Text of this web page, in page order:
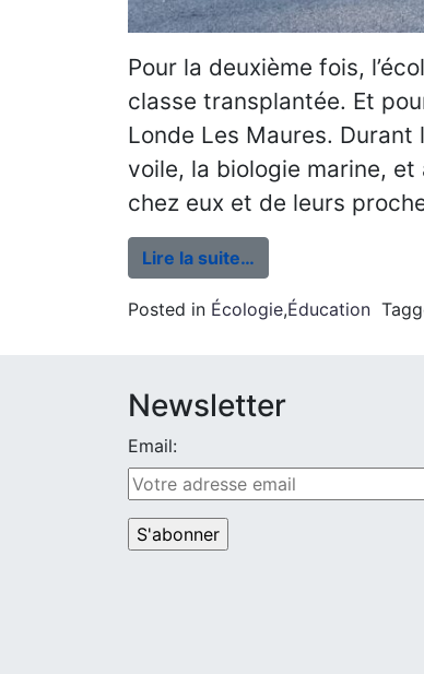
Pour la deuxième fois,
classe transplantée. Et
Londe Les Maures.
voile, la biologie marine,
chez eux et de leurs
Lire la suite…
Posted in Écologie,Éducation
Newsletter
Email: